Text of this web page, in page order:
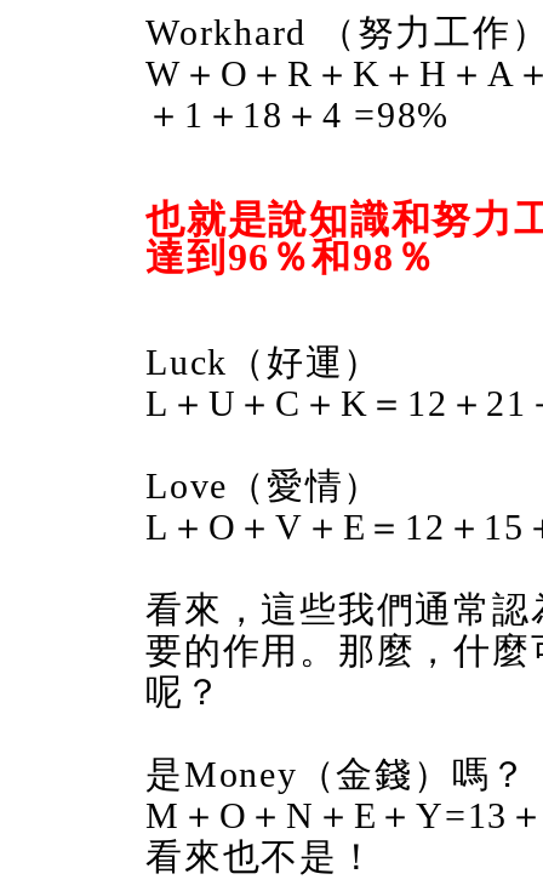
Workhard （努力工作
W＋O＋R＋K＋H＋A
＋1＋18＋4 =98%
也就是說知識和努力
達到96％和98％
Luck（好運）
L＋U＋C＋K＝12＋21
Love（愛情）
L＋O＋V＋E＝12＋15
看來，這些我們通常
要的作用。那麼，什
呢？
是Money（金錢）嗎？
M＋O＋N＋E＋Y=13
看來也不是！